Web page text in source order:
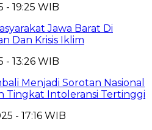
- 19:25 WIB
Jawa Barat Di
Dan Krisis Iklim
- 13:26 WIB
Menjadi Sorotan Nasional
Tingkat Intoleransi Tertinggi
- 17:16 WIB